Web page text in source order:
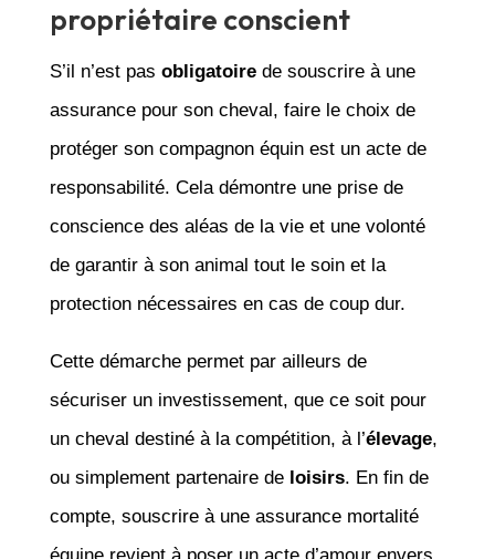
propriétaire conscient
S’il n’est pas obligatoirede souscrire à une
assurance pour son cheval, faire le choix de
protéger son compagnon équin est un acte de
responsabilité. Cela démontre une prise de
conscience des aléas de la vie et une volonté
de garantir à son animal tout le soin et la
protection nécessaires en cas de coup dur.
Cette démarche permet par ailleurs de
sécuriser un investissement, que ce soit pour
un cheval destiné à la compétition, à l’élevage,
ou simplement partenaire de loisirs. En fin de
compte, souscrire à une assurance mortalité